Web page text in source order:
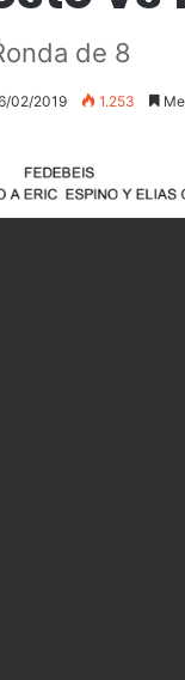
de 8
02/2019 1.253